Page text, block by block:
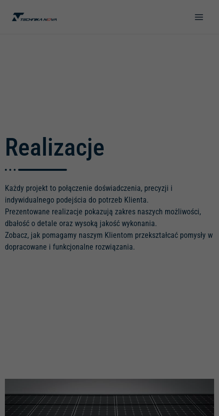
Przejdź
Realizacje
Każdy projekt to połączenie doświadczenia, precyzji i
indywidualnego podejścia do potrzeb Klienta.
Prezentowane realizacje pokazują zakres naszych możliwości,
dbałość o detale oraz wysoką jakość wykonania.
Zobacz, jak pomagamy naszym Klientom przekształcać pomysły w
dopracowane i funkcjonalne rozwiązania.